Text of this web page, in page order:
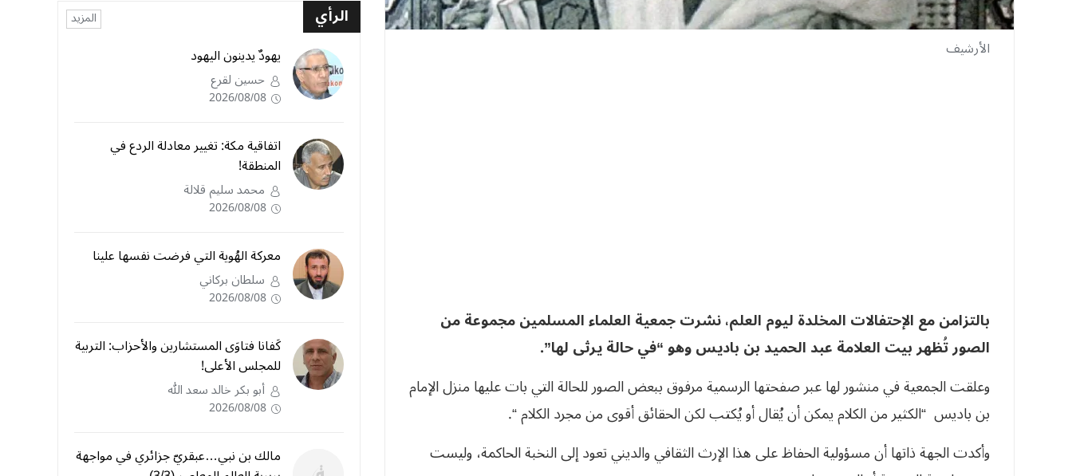
الأرشيف
بالتزامن مع الإحتفالات المخلدة ليوم العلم، نشرت جمعية العلماء المسلمين مجموعة من
الصور تُظهر بيت العلامة عبد الحميد بن باديس وهو “في حالة يرثى لها”.
وعلقت الجمعية في منشور لها عبر صفحتها الرسمية مرفوق ببعض الصور للحالة التي بات عليها منزل الإمام
بن باديس “الكثير من الكلام يمكن أن يُقال أو يُكتب لكن الحقائق أقوى من مجرد الكلام “.
وأكدت الجهة ذاتها أن مسؤولية الحفاظ على هذا الإرث الثقافي والديني تعود إلى النخبة الحاكمة، وليست
الرأي المزيد
يهودٌ يدينون اليهود
حسين لقرع
2026/08/08
اتفاقية مكة: تغيير معادلة الردع في
المنطقة!
محمد سليم قلالة
2026/08/08
معركة الهُوية التي فرضت نفسها علينا
سلطان بركاني
2026/08/08
كَفانا فتاوَى المستشارين والأحزاب: التربية
للمجلس الأعلى!
أبو بكر خالد سعد الله
2026/08/08
مالك بن نبي…عبقريّ جزائري في مواجهة